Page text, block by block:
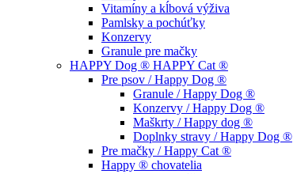
Vitamíny a kĺbová výživa
Pamlsky a pochúťky
Konzervy
Granule pre mačky
HAPPY Dog ® HAPPY Cat ®
Pre psov / Happy Dog ®
Granule / Happy Dog ®
Konzervy / Happy Dog ®
Maškrty / Happy dog ®
Doplnky stravy / Happy Dog ®
Pre mačky / Happy Cat ®
Happy ® chovatelia